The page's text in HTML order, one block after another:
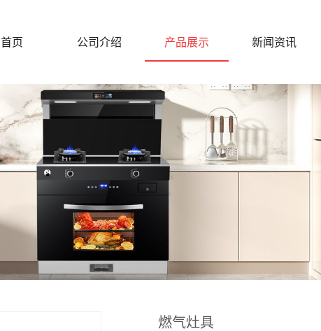
首页 公司介绍 产品展示 新闻资讯
燃气灶具